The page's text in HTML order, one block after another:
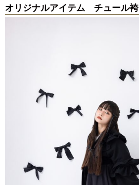
オリジナルアイテム チュール袴